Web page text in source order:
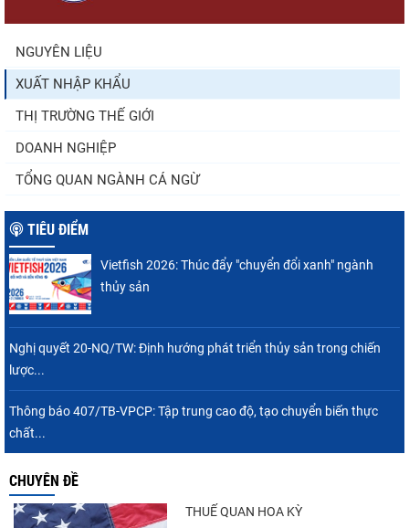
phát triển...
NGUYÊN LIỆU
XUẤT NHẬP KHẨU
THỊ TRƯỜNG THẾ GIỚI
DOANH NGHIỆP
TỔNG QUAN NGÀNH CÁ NGỪ
TIÊU ĐIỂM
Vietfish 2026: Thúc đẩy "chuyển đổi xanh" ngành
thủy sản
Nghị quyết 20-NQ/TW: Định hướng phát triển thủy sản trong chiến
lược...
Thông báo 407/TB-VPCP: Tập trung cao độ, tạo chuyển biến thực
chất...
CHUYÊN ĐỀ
THUẾ QUAN HOA KỲ